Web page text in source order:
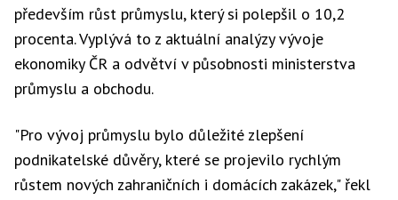
především růst průmyslu, který si polepšil o 10,2
procenta. Vyplývá to z aktuální analýzy vývoje
ekonomiky ČR a odvětví v působnosti ministerstva
průmyslu a obchodu.
"Pro vývoj průmyslu bylo důležité zlepšení
podnikatelské důvěry, které se projevilo rychlým
růstem nových zahraničních i domácích zakázek," řekl